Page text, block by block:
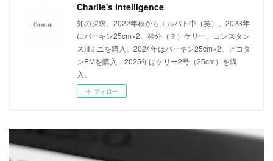
Charlie's Intelligence
知の探求。2022年秋からエルパト中（笑）。2023年
にバーキン25cm×2、枠外（？）ケリー、コンスタン
スIIIミニを購入。2024年はバーキン25cm×2、ピコタ
ンPMを購入。2025年はケリー2号（25cm）を購
入。
フォロー